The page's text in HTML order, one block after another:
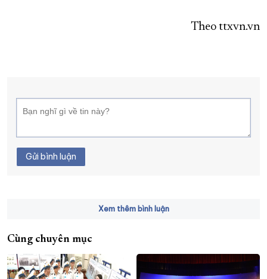
Theo ttxvn.vn
Gửi bình luận
Xem thêm bình luận
Cùng chuyên mục